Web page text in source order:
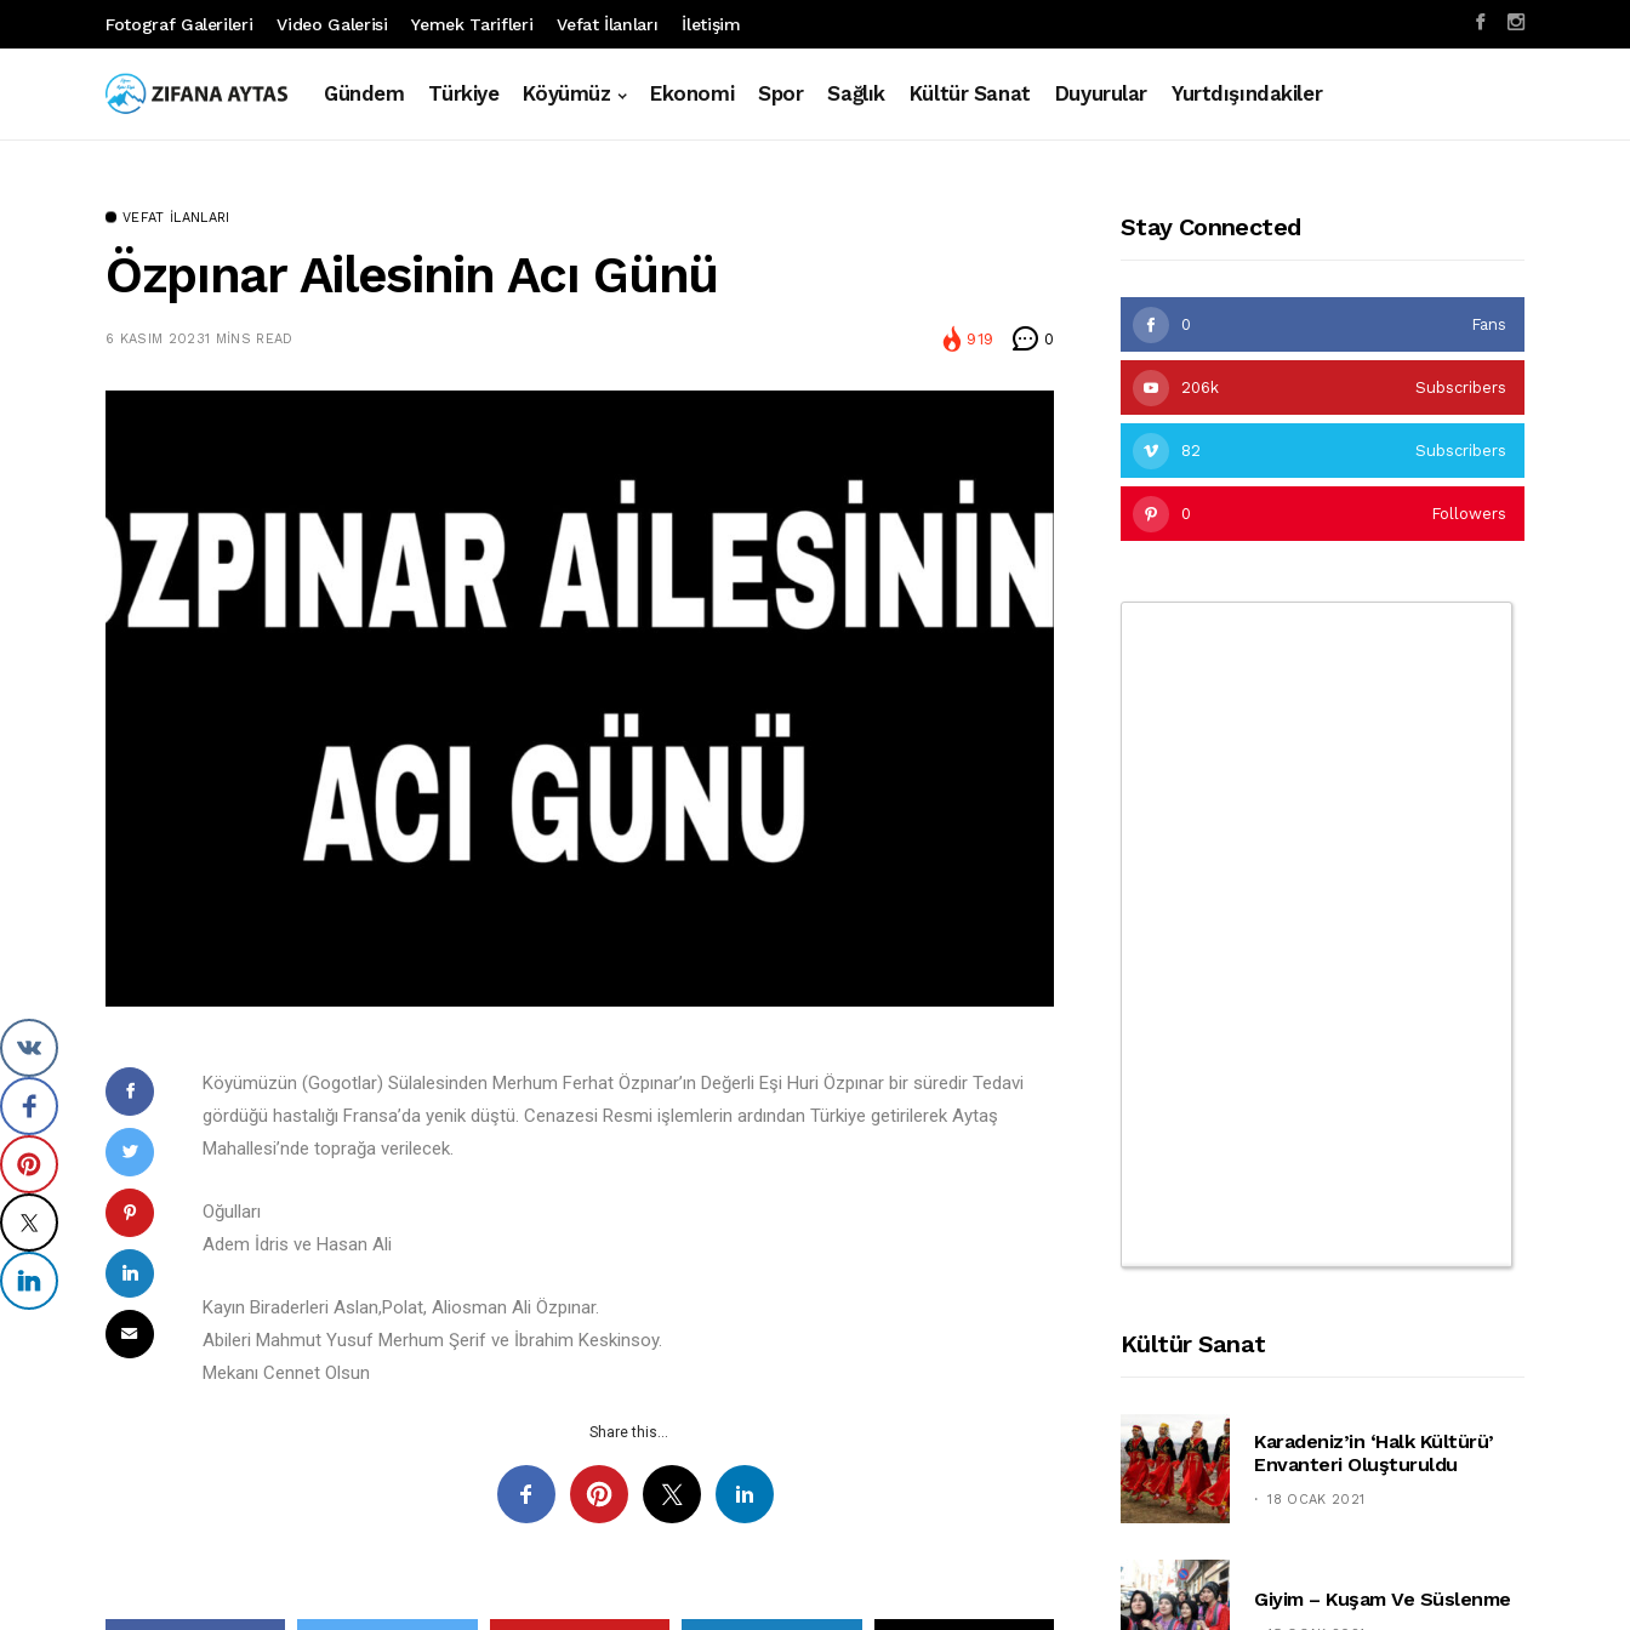
Fotograf Galerileri Video Galerisi Yemek Tarifleri Vefat İlanları İletişim
Gündem Türkiye Köyümüz Ekonomi Spor Sağlık Kültür Sanat Duyurular Yurtdışındakiler
VEFAT İLANLARI
Özpınar Ailesinin Acı Günü
6 KASIM 20231 MINS READ 919 0
Köyümüzün (Gogotlar) Sülalesinden Merhum Ferhat Özpınar’ın Değerli Eşi Huri Özpınar bir süredir Tedavi
gördüğü hastalığı Fransa’da yenik düştü. Cenazesi Resmi işlemlerin ardından Türkiye getirilerek Aytaş
Mahallesi’nde toprağa verilecek.
Oğulları
Adem İdris ve Hasan Ali
Kayın Biraderleri Aslan,Polat, Aliosman Ali Özpınar.
Abileri Mahmut Yusuf Merhum Şerif ve İbrahim Keskinsoy.
Mekanı Cennet Olsun
Share this...
Stay Connected
0 Fans
206k Subscribers
82 Subscribers
0 Followers
Kültür Sanat
Karadeniz’in ‘halk Kültürü’
Envanteri Oluşturuldu
18 OCAK 2021
Giyim – Kuşam Ve Süslenme